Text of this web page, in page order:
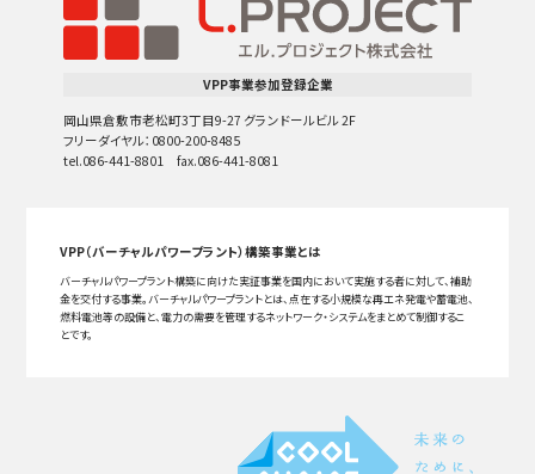
VPP事業参加登録企業
岡山県倉敷市老松町3丁目9-27 グランドールビル 2F
フリーダイヤル：0800-200-8485
tel.086-441-8801 fax.086-441-8081
VPP（バーチャルパワープラント）構築事業とは
バーチャルパワープラント構築に向けた実証事業を国内において実施する者に対して、補助
金を交付する事業。バーチャルパワープラントとは、点在する小規模な再エネ発電や蓄電池、
燃料電池等の設備と、電力の需要を管理するネットワーク・システムをまとめて制御するこ
とです。